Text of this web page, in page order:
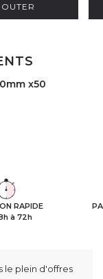
x50
RAPIDE
à 72h
le plein d'offres